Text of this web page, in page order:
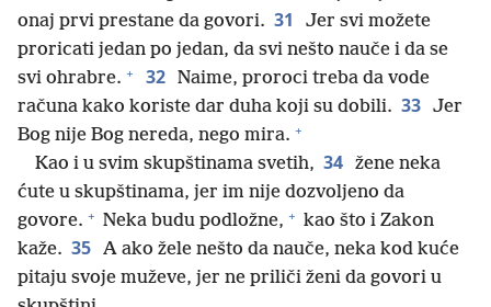
onaj prvi prestane da govori. 31
Jer svi možete
proricati jedan po jedan, da svi nešto nauče i da se
svi ohrabre. + 32 Naime, proroci treba da vode
računa kako koriste dar duha koji su dobili. 33 Jer
Bog nije Bog nereda, nego mira. +
Kao i u svim skupštinama svetih, 34 žene neka
ćute u skupštinama, jer im nije dozvoljeno da
govore. + Neka budu podložne, + kao što i Zakon
kaže. 35 A ako žele nešto da nauče, neka kod kuće
pitaju svoje muževe, jer ne priliči ženi da govori u